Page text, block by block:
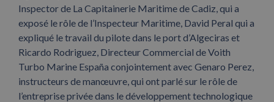
Inspector de La Capitainerie Maritime de Cadiz, qui a
exposé le rôle de l’Inspecteur Maritime, David Peral qui a
expliqué le travail du pilote dans le port d’Algeciras et
Ricardo Rodriguez, Directeur Commercial de Voith
Turbo Marine España conjointement avec Genaro Perez,
instructeurs de manœuvre, qui ont parlé sur le rôle de
l’entreprise privée dans le développement technologique